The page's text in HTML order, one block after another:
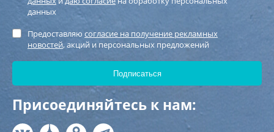
данных
Предоставляю согласие на получение рекламных
новостей, акций и персональных предложений
Присоединяйтесь к нам: